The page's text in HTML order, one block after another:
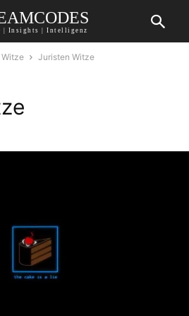
| Insights | Intelligenz
Witze Juristen Witze